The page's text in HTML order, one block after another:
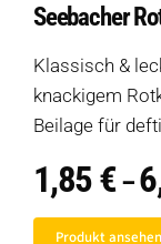
Seebacher
Klassisch &
knackigem
Beilage für
1,85€ –
Produkt ansehen